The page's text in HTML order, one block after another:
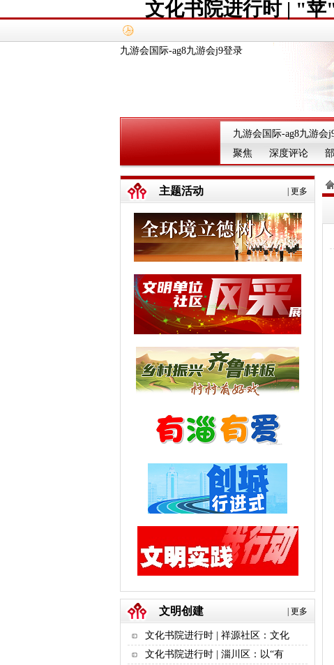
文化书院进行时 | "苹
九游会国际-ag8九游会j9登录
九游会国际-ag8九游会
聚焦
深度评论
更多
主题活动
更多
文明创建
文化书院进行时 | 祥源社区：文化
文化书院进行时 | 淄川区：以“有